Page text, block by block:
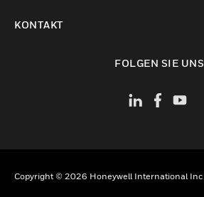
KONTAKT
FOLGEN SIE UNS
Copyright © 2026 Honeywell International Inc